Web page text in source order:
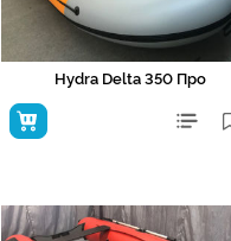
Hydra Delta 350 Про